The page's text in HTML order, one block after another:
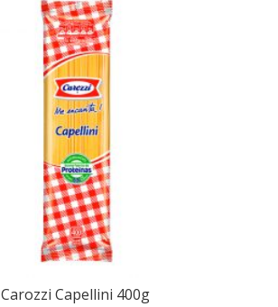
Carozzi Capellini 400g